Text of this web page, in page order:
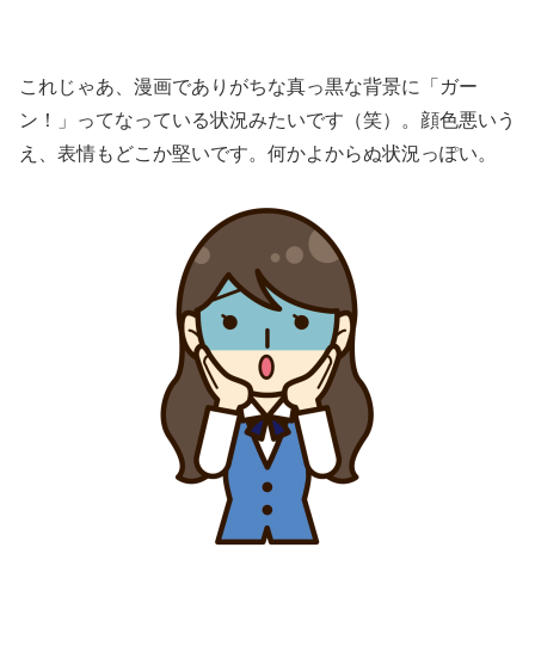
これじゃあ、漫画でありがちな真っ黒な背景に「ガー
ン！」ってなっている状況みたいです（笑）。顔色悪いう
え、表情もどこか堅いです。何かよからぬ状況っぽい。